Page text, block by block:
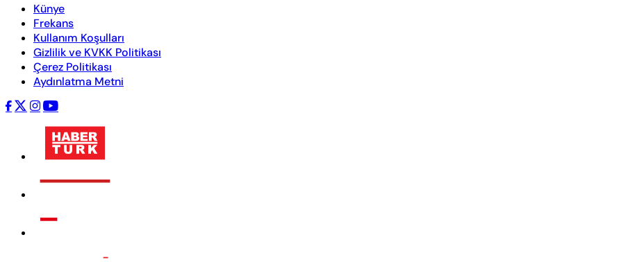
Künye
Frekans
Kullanım Koşulları
Gizlilik ve KVKK Politikası
Çerez Politikası
Aydınlatma Metni